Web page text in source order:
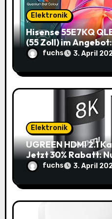
t
i
n
Elektronik
Hisense 55E7KQ
(55 Zoll) im
145,85€!
fuchs 3. April
Elektronik
UGREEN HDMI 2.1
Jetzt 30% Rabatt:
10,99€
fuchs 3. April